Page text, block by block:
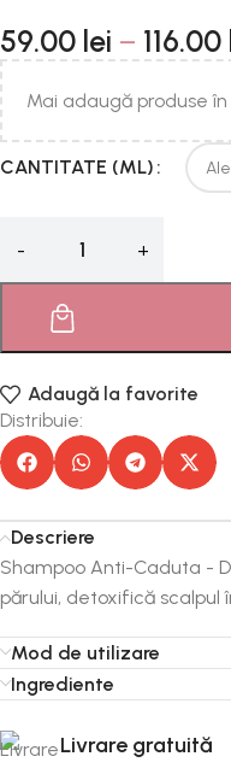
59.00 lei – 116.00
Mai adaugă produse
CANTITATE (ML)
Adaugă la favorite
Distribuie:
Descriere
Shampoo Anti-Caduta -
părului, detoxifică
Mod de utilizare
Ingrediente
Livrare gratuită